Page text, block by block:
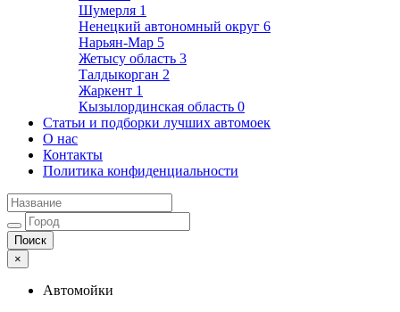
Шумерля 1
Ненецкий автономный округ 6
Нарьян-Мар 5
Жетысу область 3
Талдыкорган 2
Жаркент 1
Кызылординская область 0
Статьи и подборки лучших автомоек
О нас
Контакты
Политика конфиденциальности
×
Автомойки